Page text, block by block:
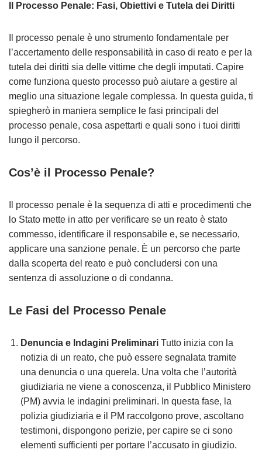
Il Processo Penale: Fasi, Obiettivi e Tutela dei Diritti
Il processo penale è uno strumento fondamentale per
l’accertamento delle responsabilità in caso di reato e per la
tutela dei diritti sia delle vittime che degli imputati. Capire
come funziona questo processo può aiutare a gestire al
meglio una situazione legale complessa. In questa guida, ti
spiegherò in maniera semplice le fasi principali del
processo penale, cosa aspettarti e quali sono i tuoi diritti
lungo il percorso.
Cos’è il Processo Penale?
Il processo penale è la sequenza di atti e procedimenti che
lo Stato mette in atto per verificare se un reato è stato
commesso, identificare il responsabile e, se necessario,
applicare una sanzione penale. È un percorso che parte
dalla scoperta del reato e può concludersi con una
sentenza di assoluzione o di condanna.
Le Fasi del Processo Penale
Denuncia e Indagini Preliminari Tutto inizia con la
notizia di un reato, che può essere segnalata tramite
una denuncia o una querela. Una volta che l’autorità
giudiziaria ne viene a conoscenza, il Pubblico Ministero
(PM) avvia le indagini preliminari. In questa fase, la
polizia giudiziaria e il PM raccolgono prove, ascoltano
testimoni, dispongono perizie, per capire se ci sono
elementi sufficienti per portare l’accusato in giudizio.